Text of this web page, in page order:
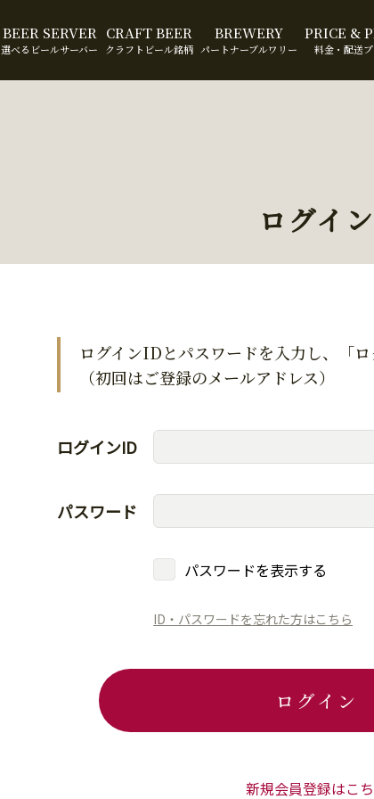
BEER SERVER
選べるビールサーバー
CRAFT BEER
クラフトビール銘柄
BREWERY
パートナーブルワリー
PRICE &
料金・配送
ログイン
ログインIDとパスワードを入力し、「
（初回はご登録のメールアドレス）
ログインID
パスワード
パスワードを表示する
ID・パスワードを忘れた方はこちら
ログイン
新規会員登録はこ